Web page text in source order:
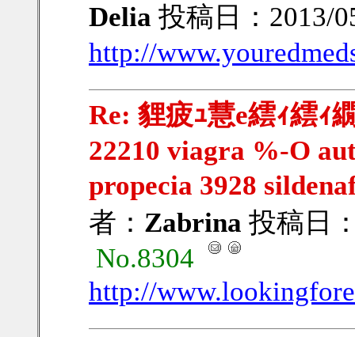
Delia 投稿日：2013/
http://
Re: 貍疲ｭ慧e繧ｨ繧ｨ
22210 viagra %-O
propecia 3928
者： Zabrina 投稿日
No.8304
http://